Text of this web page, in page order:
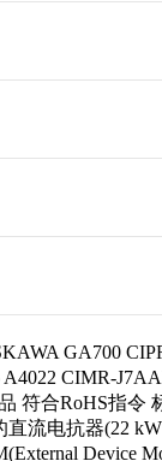
GA700
A4022 CIMR-
符合RoHS指令
流电抗器(22
Device